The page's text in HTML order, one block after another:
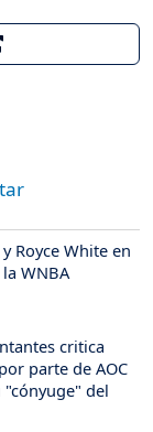
Royce White en
WNBA
critica
parte de AOC
del